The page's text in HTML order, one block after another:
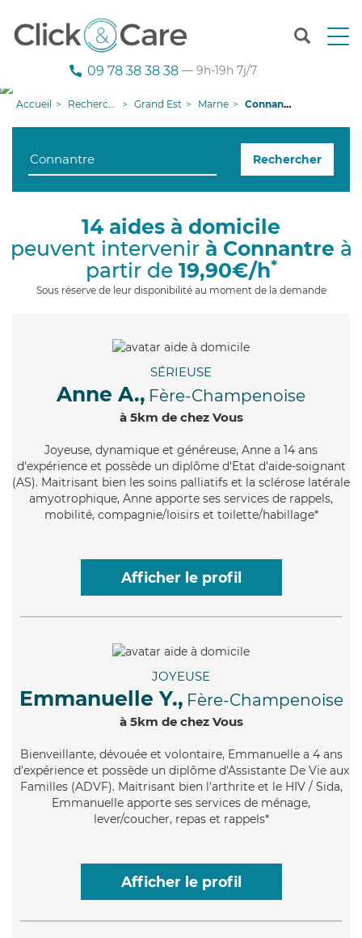
T
n
g
09 78 38 38 38 — 9h-19h 7j/7
Accueil Recherche aide à domicile Grand Est Marne Connantre
Rechercher
14 aides à domicile
peuvent intervenir à Connantre à
partir de 19,90€/h*
Sous réserve de leur disponibilité au moment de la demande
SÉRIEUSE
Anne A., Fère-Champenoise
à 5km de chez Vous
Joyeuse, dynamique et généreuse, Anne a 14 ans
d'expérience et possède un diplôme d'Etat d'aide-soignant
(AS). Maitrisant bien les soins palliatifs et la sclérose latérale
amyotrophique, Anne apporte ses services de rappels,
mobilité, compagnie/loisirs et toilette/habillage*
Afficher le profil
JOYEUSE
Emmanuelle Y., Fère-Champenoise
à 5km de chez Vous
Bienveillante, dévouée et volontaire, Emmanuelle a 4 ans
d'expérience et possède un diplôme d'Assistante De Vie aux
Familles (ADVF). Maitrisant bien l'arthrite et le HIV / Sida,
Emmanuelle apporte ses services de ménage,
lever/coucher, repas et rappels*
Afficher le profil